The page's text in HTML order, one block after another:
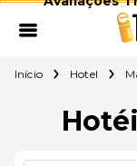
Início Hotel